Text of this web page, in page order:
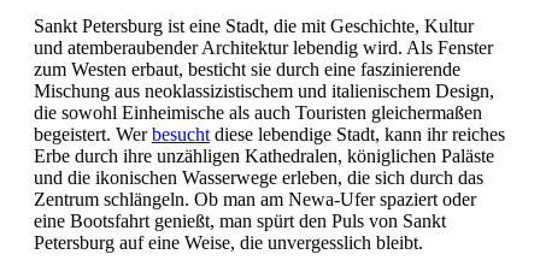
Sankt Petersburg ist eine Stadt, die mit Geschichte, Kultur
und atemberaubender Architektur lebendig wird. Als Fenster
zum Westen erbaut, besticht sie durch eine faszinierende
Mischung aus neoklassizistischem und italienischem Design,
die sowohl Einheimische als auch Touristen gleichermaßen
begeistert. Werbesucht diese lebendige Stadt, kann ihr reiches
Erbe durch ihre unzähligen Kathedralen, königlichen Paläste
und die ikonischen Wasserwege erleben, die sich durch das
Zentrum schlängeln. Ob man am Newa-Ufer spaziert oder
eine Bootsfahrt genießt, man spürt den Puls von Sankt
Petersburg auf eine Weise, die unvergesslich bleibt.